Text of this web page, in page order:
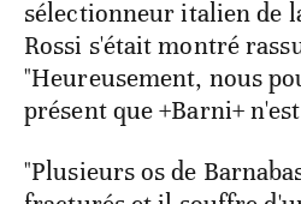
sélectionneur italien de
Rossi s'était montré
"Heureusement, nous
présent que +Barni+
"Plusieurs os de